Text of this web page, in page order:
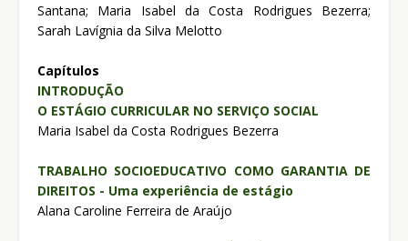
Santana; Maria Isabel da Costa Rodrigues Bezerra;
Sarah Lavígnia da Silva Melotto
Capítulos
INTRODUÇÃO
O ESTÁGIO CURRICULAR NO SERVIÇO SOCIAL
Maria Isabel da Costa Rodrigues Bezerra
TRABALHO SOCIOEDUCATIVO COMO GARANTIA DE
DIREITOS - Uma experiência de estágio
Alana Caroline Ferreira de Araújo